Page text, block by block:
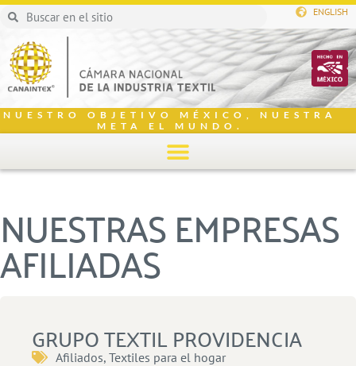
ENGLISH
NUESTRO OBJETIVO MÉXICO, NUESTRA
META EL MUNDO.
NUESTRAS EMPRESAS
AFILIADAS
GRUPO TEXTIL PROVIDENCIA
Afiliados, Textiles para el hogar